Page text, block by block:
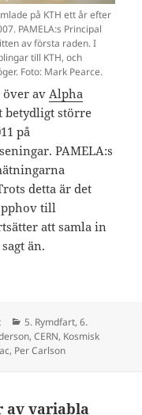
på KTH ett år efter
PAMELA:s Principal
av första raden. I
till KTH, och
Foto: Mark Pearce.
över avAlpha
betydligt större
på
PAMELA:s
detta är det
till
att samla in
än.
Kategorier
5. Rymdfart,6.
,CERN, Kosmisk
, Per Carlson
av variabla